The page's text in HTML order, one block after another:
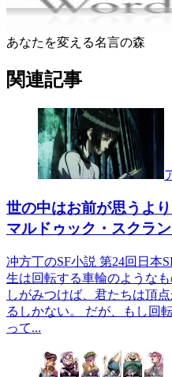
あなたを変える名言の森
関連記事
世の中はお前が思うよ
マルドゥック・スクラ
冲方丁のSF小説 第24回日本
生は回転する車輪のような
しがみつけば、君たちは頂
るしかない。 だが、もし回
って...